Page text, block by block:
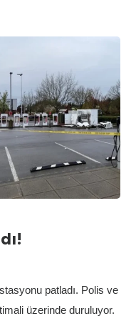
patladı. Polis ve
üzerinde duruluyor.